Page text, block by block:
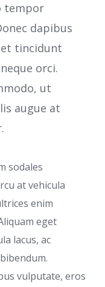
tempor
dapibus
tincidunt
orci.
ut
augue at
sodales
at vehicula
enim
eget
lacus, ac
vulputate, eros